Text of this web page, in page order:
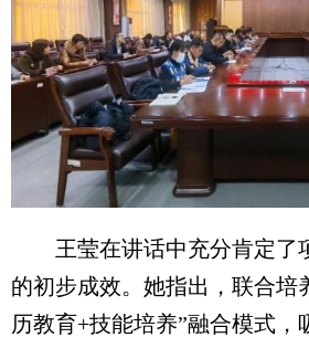
王莹在讲话中充分肯定了
的初步成效。她指出，联合培
历教育+技能培养”融合模式，